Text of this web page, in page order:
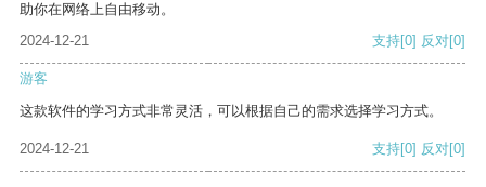
助你在网络上自由移动。
2024-12-21
支持[0] 反对[0]
游客
这款软件的学习方式非常灵活，可以根据自己的需求选择学习方式。
2024-12-21 支持[0] 反对[0]